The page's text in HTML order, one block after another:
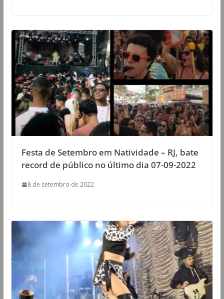
Festa de Setembro em Natividade – RJ, bate
record de público no último dia 07-09-2022
8 de setembro de 2022